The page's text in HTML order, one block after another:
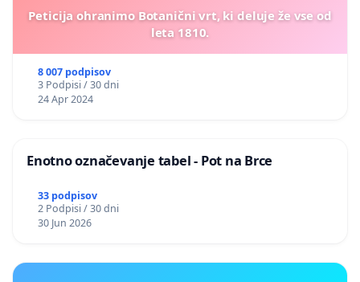
Peticija ohranimo Botanični vrt, ki deluje že vse od
leta 1810.
8 007 podpisov
3 Podpisi / 30 dni
24 Apr 2024
Enotno označevanje tabel - Pot na Brce
33 podpisov
2 Podpisi / 30 dni
30 Jun 2026